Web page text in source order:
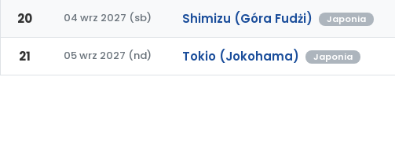
20 04 wrz 2027 (sb) Shimizu (Góra Fudżi) Japonia
21 05 wrz 2027 (nd) Tokio (Jokohama) Japonia